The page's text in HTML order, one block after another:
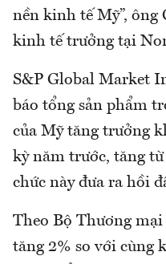
nền kinh tế Mỹ”, ông
kinh tế trưởng tại
S&P Global Market
báo tổng sản phẩm
của Mỹ tăng trưởng
kỳ năm trước, tăng
chức này đưa ra hồi
Theo Bộ Thương
tăng 2% so với cùng